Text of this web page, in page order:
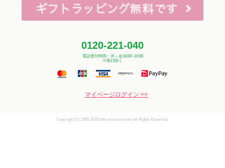
0120-221-040
電話受付時間：月～金10:00~16:00
※祝日除く
マイページログイン >>
Copyright (C) 2005-2026 little princess room All Rights Reserved.